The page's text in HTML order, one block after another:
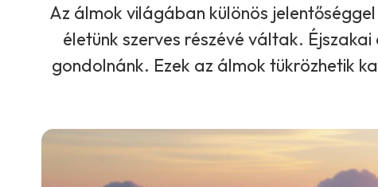
Az álmok világában különös
életünk szerves részévé váltak.
gondolnánk. Ezek az álmok tükrözhetik